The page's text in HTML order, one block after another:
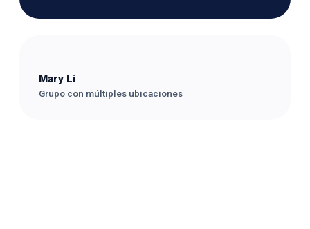
Mary Li
Grupo con múltiples ubicaciones